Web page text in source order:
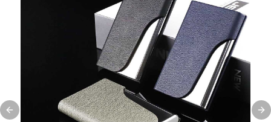
Previous slide